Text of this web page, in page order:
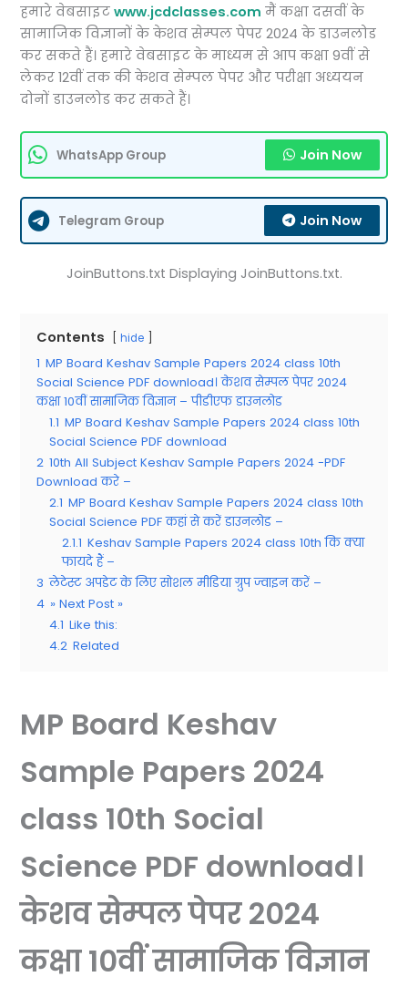
हमारे वेबसाइटwww.jcdclasses.com मैं कक्षा दसवीं के
सामाजिक विज्ञानों के केशव सेम्पल पेपर 2024 के डाउनलोड
कर सकते हैं। हमारे वेबसाइट के माध्यम से आप कक्षा 9वीं से
लेकर 12वीं तक की केशव सेम्पल पेपर और परीक्षा अध्ययन
दोनों डाउनलोड कर सकते हैं।
WhatsApp Group Join Now
Telegram Group Join Now
JoinButtons.txt Displaying JoinButtons.txt.
Contents hide
1 MP Board Keshav Sample Papers 2024 class 10th
Social Science PDF download। केशव सेम्पल पेपर 2024
कक्षा 10वीं सामाजिक विज्ञान – पीडीएफ डाउनलोड
1.1 MP Board Keshav Sample Papers 2024 class 10th
Social Science PDF download
2 10th All Subject Keshav Sample Papers 2024 -PDF
Download करे –
2.1 MP Board Keshav Sample Papers 2024 class 10th
Social Science PDF कहां से करें डाउनलोड –
2.1.1 Keshav Sample Papers 2024 class 10th कि क्या
फायदे हैं –
3 लेटेस्ट अपडेट के लिए सोशल मीडिया ग्रुप ज्वाइन करें –
4 » Next Post »
4.1 Like this:
4.2 Related
MP Board Keshav
Sample Papers 2024
class 10th Social
Science PDF download।
केशव सेम्पल पेपर 2024
कक्षा 10वीं सामाजिक विज्ञान